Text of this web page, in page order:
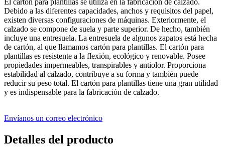
El cartón para plantillas se utiliza en la fabricación de calzado.
Debido a las diferentes capacidades, anchos y requisitos del papel,
existen diversas configuraciones de máquinas. Exteriormente, el
calzado se compone de suela y parte superior. De hecho, también
incluye una entresuela. La entresuela de algunos zapatos está hecha
de cartón, al que llamamos cartón para plantillas. El cartón para
plantillas es resistente a la flexión, ecológico y renovable. Posee
propiedades impermeables, transpirables y antiolor. Proporciona
estabilidad al calzado, contribuye a su forma y también puede
reducir su peso total. El cartón para plantillas tiene una gran utilidad
y es indispensable para la fabricación de calzado.
Envíanos un correo electrónico
Detalles del producto